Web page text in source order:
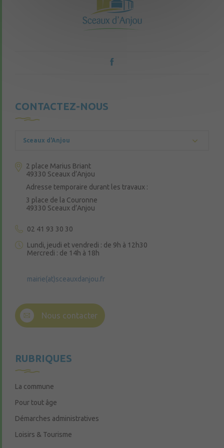
CONTACTEZ-NOUS
Sceaux d'Anjou
2 place Marius Briant
49330 Sceaux d’Anjou
Adresse temporaire durant les travaux :
3 place de la Couronne
49330 Sceaux d’Anjou
02 41 93 30 30
Lundi, jeudi et vendredi : de 9h à 12h30
Mercredi : de 14h à 18h
mairie(at)sceauxdanjou.fr
Nous contacter
RUBRIQUES
La commune
Pour tout âge
Démarches administratives
Loisirs & Tourisme